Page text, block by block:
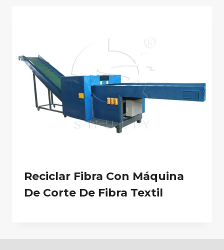
Reciclar Fibra Con Máquina
De Corte De Fibra Textil